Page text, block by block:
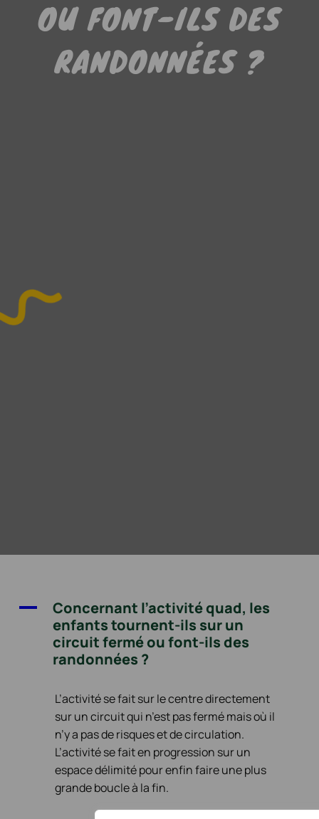
OU FONT-ILS DES
RANDONNÉES ?
A
Concernant l’activité quad, les
enfants tournent-ils sur un
circuit fermé ou font-ils des
randonnées ?
L’activité se fait sur le centre directement
sur un circuit qui n’est pas fermé mais où il
n’y a pas de risques et de circulation.
L’activité se fait en progression sur un
espace délimité pour enfin faire une plus
grande boucle à la fin.